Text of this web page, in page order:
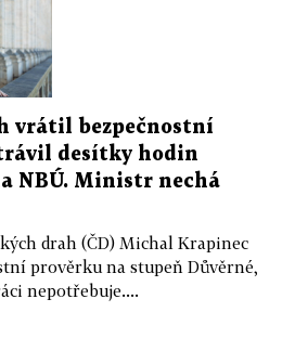
vrátil bezpečnostní
desítky hodin
NBÚ. Ministr nechá
drah (ČD) Michal Krapinec
prověrku na stupeň Důvěrné,
nepotřebuje....